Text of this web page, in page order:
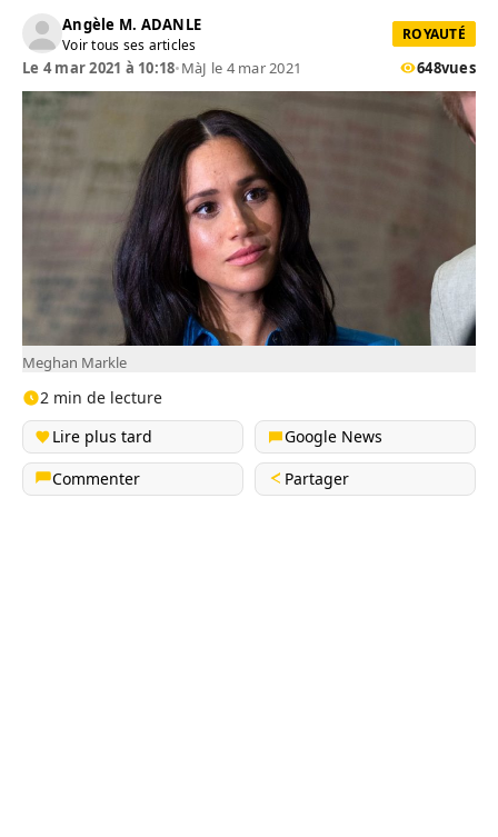
Angèle M. ADANLE
Voir tous ses articles
ROYAUTÉ
Le 4 mar 2021 à 10:18•MàJ le 4 mar 2021 648vues
Meghan Markle
2 min de lecture
Lire plus tard
Google News
Commenter
Partager